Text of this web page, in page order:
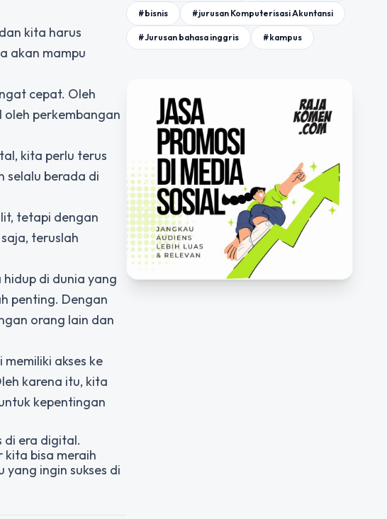
kita harus
akan mampu
cepat. Oleh
perkembangan
kita perlu terus
selalu berada di
tetapi dengan
teruslah
di dunia yang
penting. Dengan
orang lain dan
akses ke
karena itu, kita
kepentingan
di era digital.
bisa meraih
ingin sukses di
#bisnis #jurusan Komputerisasi Akuntansi
#Jurusan bahasa inggris #kampus